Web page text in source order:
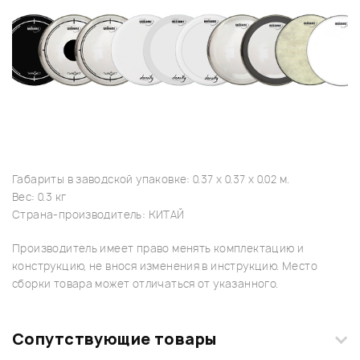
Габариты в заводской упаковке: 0.37 x 0.37 x 0.02 м.
Вес: 0.3 кг
Страна-производитель: КИТАЙ
Производитель имеет право менять комплектацию и
конструкцию, не внося изменения в инструкцию. Место
сборки товара может отличаться от указанного.
Сопутствующие товары